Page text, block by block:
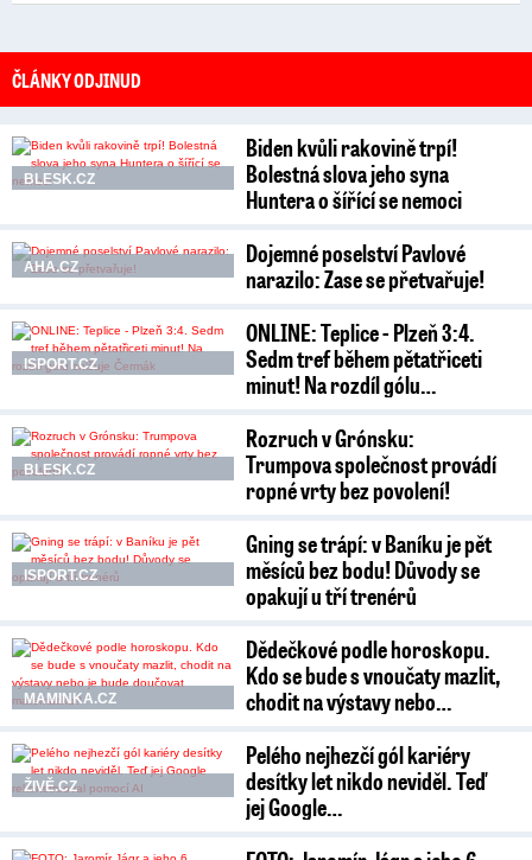
ČLÁNKY ODJINUD
BLESK.CZ
Biden kvůli rakovině trpí!
Bolestná slova jeho syna
Huntera o šířící se nemoci
AHA.CZ
Dojemné poselství Pavlové
narazilo: Zase se přetvařuje!
ISPORT.CZ
ONLINE: Teplice - Plzeň 3:4.
Sedm tref během pětatřiceti
minut! Na rozdíl gólu…
BLESK.CZ
Rozruch v Grónsku:
Trumpova společnost provádí
ropné vrty bez povolení!
ISPORT.CZ
Gning se trápí: v Baníku je pět
měsíců bez bodu! Důvody se
opakují u tří trenérů
MAMINKA.CZ
Dědečkové podle horoskopu.
Kdo se bude s vnoučaty mazlit,
chodit na výstavy nebo…
ŽIVĚ.CZ
Pelého nejhezčí gól kariéry
desítky let nikdo neviděl. Teď
jej Google…